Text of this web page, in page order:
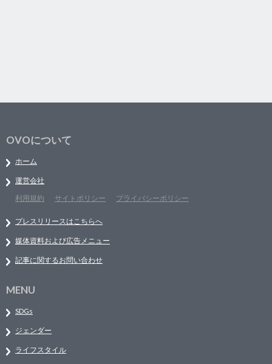
OVOについて
ホーム
運営会社
利用規約
サイトポリシー プライバシーポリシー
プレスリリースはこちらへ
媒体資料および広告メニュー
記事に関するお問い合わせ
MENU
SDGs
ジェンダー
ライフスタイル